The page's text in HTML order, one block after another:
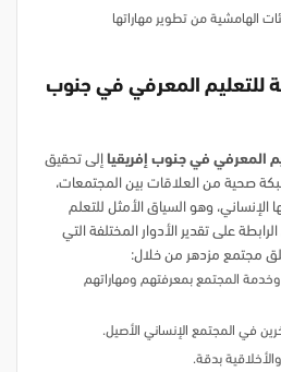
الهامشية من تطوير مهاراتها
للتعليم المعرفي في جنوب
المعرفي في جنوب إفريقيا إلى تحقيق
صحية من العلاقات بين المجتمعات،
وهو السياق الأمثل للتعلم
على تقدير الأدوار المختلفة التي
مجتمع مزدهر من خلال:
وخدمة المجتمع بمعرفتهم ومهاراتهم
في المجتمع الإنساني الأصيل.
بدقة.